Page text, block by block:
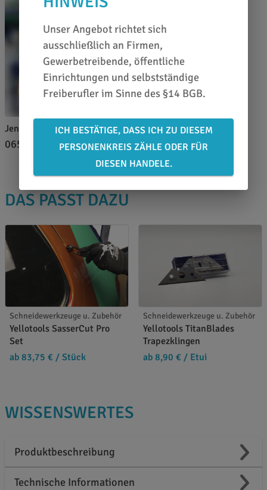
Jennifer Greinert
0651 46 27 79 80
DAS PASST DAZU
Schneidewerkzeuge u. Zubehör
Yellotools SasserCut Pro
Set
ab 83,75 € / Stück
Schneidewerkzeuge u. Zubehör
Yellotools TitanBlades
Trapezklingen
ab 8,90 € / Etui
WISSENSWERTES
Produktbeschreibung
Technische Informationen
Unser Angebot richtet sich
ausschließlich an Firmen,
Gewerbetreibende, öffentliche
Einrichtungen und selbstständige
Freiberufler im Sinne des §14 BGB.
ICH BESTÄTIGE, DASS ICH ZU DIESEM
PERSONENKREIS ZÄHLE ODER FÜR
DIESEN HANDELE.